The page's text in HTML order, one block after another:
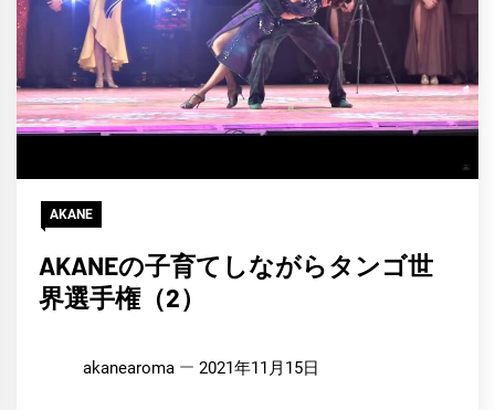
AKANE
AKANEの子育てしながらタンゴ世
界選手権（2）
akanearoma 2021年11月15日